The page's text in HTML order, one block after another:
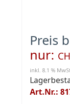
Preis
nur:
inkl. 8.1 %
Art.Nr.: